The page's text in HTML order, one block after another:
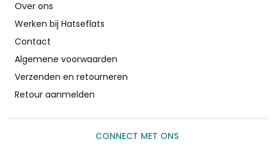
Over ons
Werken bij Hatseflats
Contact
Algemene voorwaarden
Verzenden en retourneren
Retour aanmelden
CONNECT MET ONS